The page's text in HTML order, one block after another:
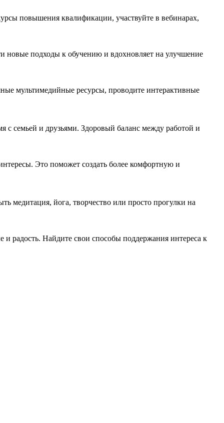
повышения квалификации, участвуйте в вебинарах,
новые подходы к обучению и вдохновляет на улучшение
мультимедийные ресурсы, проводите интерактивные
с семьей и друзьями. Здоровый баланс между работой и
Это поможет создать более комфортную и
медитация, йога, творчество или просто прогулки на
радость. Найдите свои способы поддержания интереса к